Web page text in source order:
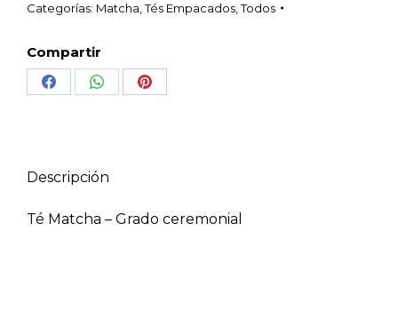
Categorías: Matcha ,Tés Empacados ,Todos
Compartir
Share Share Share
Descripción
Té Matcha – Grado ceremonial